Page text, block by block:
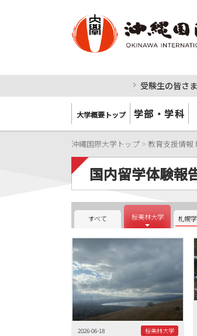
受験生の皆さま
大学概要トップ 学部・学科
沖縄国際大学トップ > 教育支援情報
国内留学体験報
すべて 桜美林大学 札幌
2026-06-18 桜美林大学